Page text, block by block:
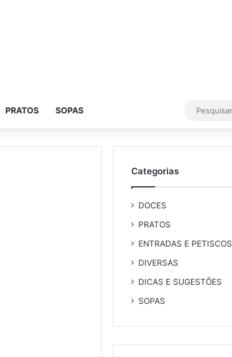
PRATOS SOPAS
Categorias
DOCES
PRATOS
ENTRADAS E PETISCOS
DIVERSAS
DICAS E SUGESTÕES
SOPAS